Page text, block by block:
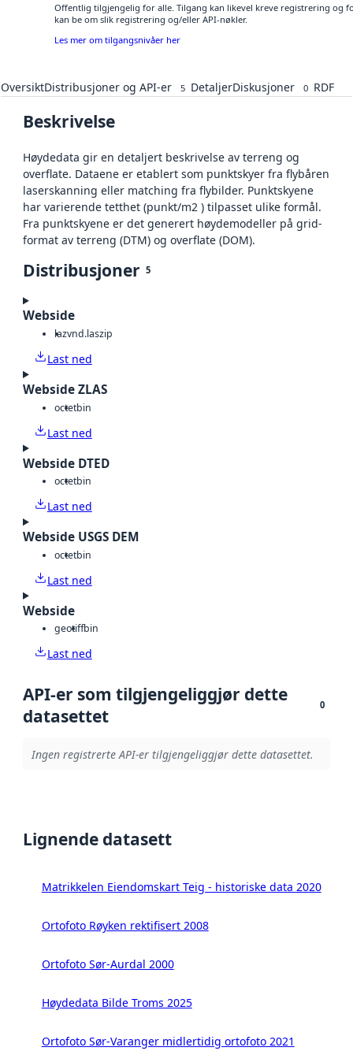
Offentlig tilgjengelig for alle. Tilgang kan likevel kreve registrering og
kan be om slik registrering og/eller API-nøkler.
Les mer om tilgangsnivåer her
OversiktDistribusjoner og API-er 5 DetaljerDiskusjoner 0 RDF
Beskrivelse
Høydedata gir en detaljert beskrivelse av terreng og
overflate. Dataene er etablert som punktskyer fra flybåren
laserskanning eller matching fra flybilder. Punktskyene
har varierende tetthet (punkt/m2 ) tilpasset ulike formål.
Fra punktskyene er det generert høydemodeller på grid-
format av terreng (DTM) og overflate (DOM).
Distribusjoner 5
Webside
lazvnd.laszip
Last ned
Webside ZLAS
octetbin
Last ned
Webside DTED
octetbin
Last ned
Webside USGS DEM
octetbin
Last ned
Webside
geotiffbin
Last ned
API-er som tilgjengeliggjør dette
datasettet
0
Ingen registrerte API-er tilgjengeliggjør dette datasettet.
Lignende datasett
Matrikkelen Eiendomskart Teig - historiske data 2020
Ortofoto Røyken rektifisert 2008
Ortofoto Sør-Aurdal 2000
Høydedata Bilde Troms 2025
Ortofoto Sør-Varanger midlertidig ortofoto 2021